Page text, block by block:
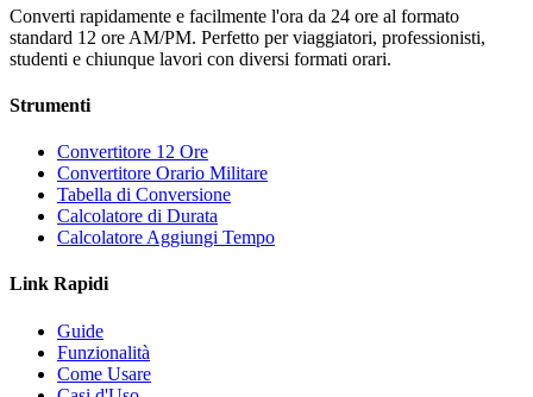
Converti rapidamente e facilmente l'ora da 24 ore al formato
standard 12 ore AM/PM. Perfetto per viaggiatori, professionisti,
studenti e chiunque lavori con diversi formati orari.
Strumenti
Convertitore 12 Ore
Convertitore Orario Militare
Tabella di Conversione
Calcolatore di Durata
Calcolatore Aggiungi Tempo
Link Rapidi
Guide
Funzionalità
Come Usare